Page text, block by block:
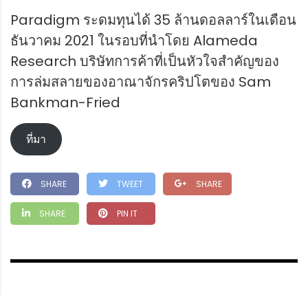
Paradigm ระดมทุนได้ 35 ล้านดอลลาร์ในเดือน
ธันวาคม 2021 ในรอบที่นำโดย Alameda
Research บริษัทการค้าที่เป็นหัวใจสำคัญของ
การล่มสลายของอาณาจักรคริปโตของ Sam
Bankman-Fried
ที่มา
SHARE TWEET SHARE
SHARE PIN IT